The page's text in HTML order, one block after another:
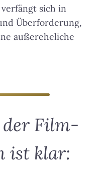
sich in
Überforderung,
außereheliche
der Film-
ist klar: